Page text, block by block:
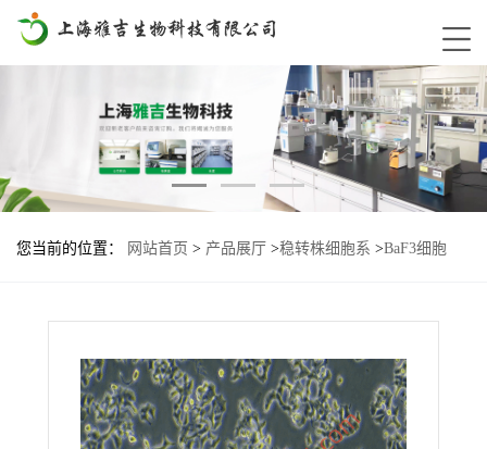
您当前的位置： 网站首页 > 产品展厅 >稳转株细胞系 >BaF3细胞